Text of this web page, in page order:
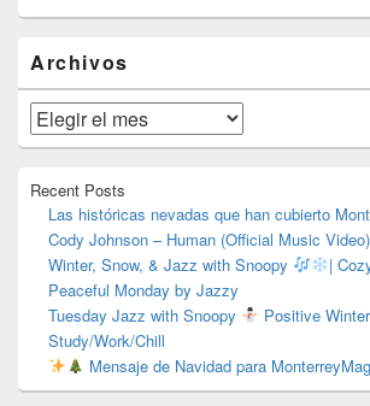
área
de
widget
barra
lateral
Archivos
Archivos
Recent Posts
Las históricas nevadas que han cubierto
Cody Johnson – Human (Official Music Video)
Winter, Snow, & Jazz with Snoopy
|
Peaceful Monday by Jazzy
Tuesday Jazz with Snoopy
Positive
Study/Work/Chill
Mensaje de Navidad para